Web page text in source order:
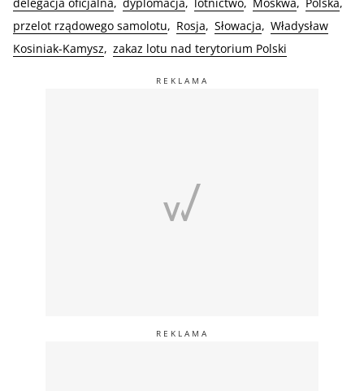
przelot rządowego samolotu
Rosja Słowacja
Władysław
Kosiniak-Kamysz
zakaz lotu nad terytorium Polski